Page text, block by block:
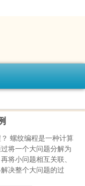
螺纹编程是一种计算
将一个大问题分解为
将小问题相互关联、
决整个大问题的过